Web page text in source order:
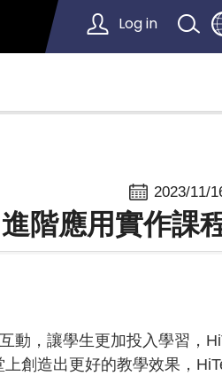
Log in
2023/11/
階應用實作課
動，讓學生更加投入學習，
創造出更好的教學效果，